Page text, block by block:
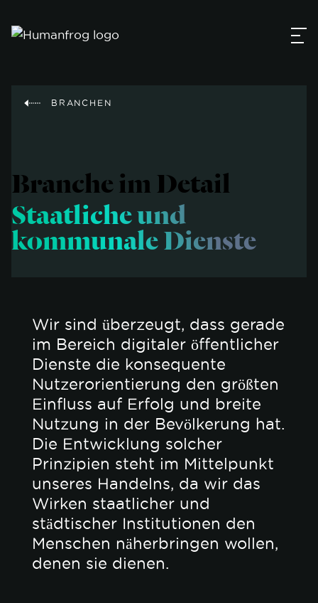
BRANCHEN
Branche im Detail
Staatliche und
kommunale Dienste
Wir sind überzeugt, dass gerade
im Bereich digitaler öffentlicher
Dienste die konsequente
Nutzerorientierung den größten
Einfluss auf Erfolg und breite
Nutzung in der Bevölkerung hat.
Die Entwicklung solcher
Prinzipien steht im Mittelpunkt
unseres Handelns, da wir das
Wirken staatlicher und
städtischer Institutionen den
Menschen näherbringen wollen,
denen sie dienen.